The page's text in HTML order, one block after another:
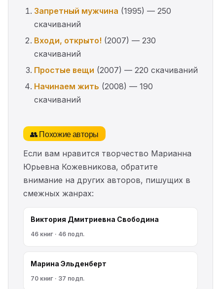
Запретный мужчина (1995) — 250
скачиваний
Входи, открыто! (2007) — 230
скачиваний
Простые вещи (2007) — 220 скачиваний
Начинаем жить (2008) — 190
скачиваний
👥 Похожие авторы
Если вам нравится творчество Марианна
Юрьевна Кожевникова, обратите
внимание на других авторов, пишущих в
смежных жанрах:
Виктория Дмитриевна Свободина
46 книг · 46 подп.
Марина Эльденберт
70 книг · 37 подп.